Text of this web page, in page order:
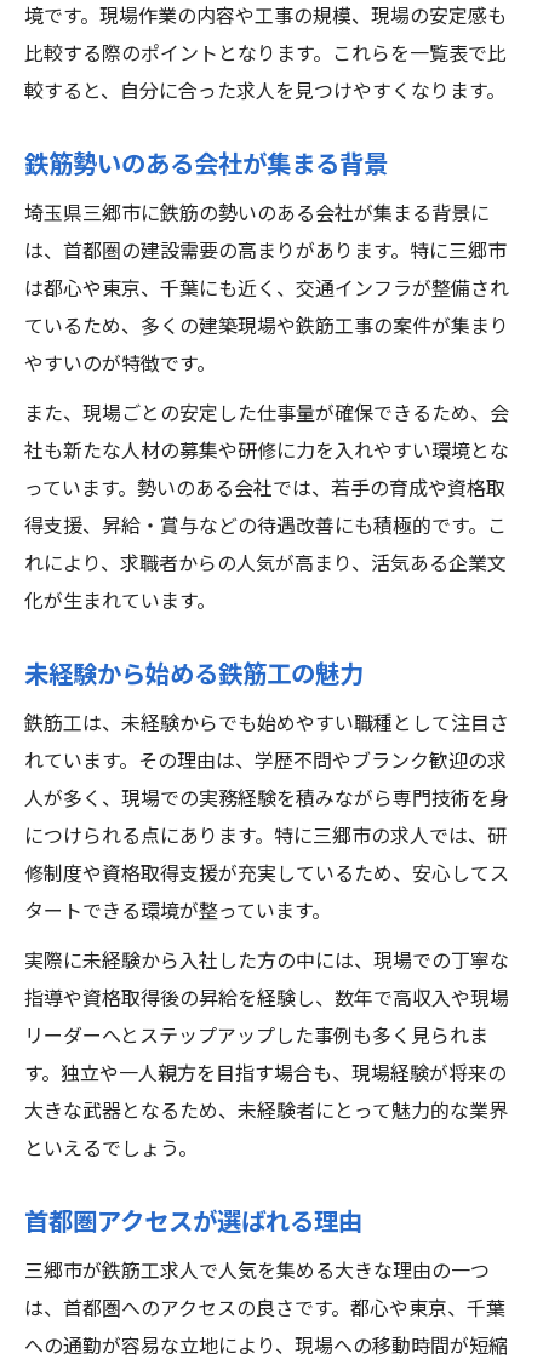
境です。現場作業の内容や工事の規模、現場の安定感も
比較する際のポイントとなります。これらを一覧表で比
較すると、自分に合った求人を見つけやすくなります。
鉄筋勢いのある会社が集まる背景
埼玉県三郷市に鉄筋の勢いのある会社が集まる背景に
は、首都圏の建設需要の高まりがあります。特に三郷市
は都心や東京、千葉にも近く、交通インフラが整備され
ているため、多くの建築現場や鉄筋工事の案件が集まり
やすいのが特徴です。
また、現場ごとの安定した仕事量が確保できるため、会
社も新たな人材の募集や研修に力を入れやすい環境とな
っています。勢いのある会社では、若手の育成や資格取
得支援、昇給・賞与などの待遇改善にも積極的です。こ
れにより、求職者からの人気が高まり、活気ある企業文
化が生まれています。
未経験から始める鉄筋工の魅力
鉄筋工は、未経験からでも始めやすい職種として注目さ
れています。その理由は、学歴不問やブランク歓迎の求
人が多く、現場での実務経験を積みながら専門技術を身
につけられる点にあります。特に三郷市の求人では、研
修制度や資格取得支援が充実しているため、安心してス
タートできる環境が整っています。
実際に未経験から入社した方の中には、現場での丁寧な
指導や資格取得後の昇給を経験し、数年で高収入や現場
リーダーへとステップアップした事例も多く見られま
す。独立や一人親方を目指す場合も、現場経験が将来の
大きな武器となるため、未経験者にとって魅力的な業界
といえるでしょう。
首都圏アクセスが選ばれる理由
三郷市が鉄筋工求人で人気を集める大きな理由の一つ
は、首都圏へのアクセスの良さです。都心や東京、千葉
への通勤が容易な立地により、現場への移動時間が短縮